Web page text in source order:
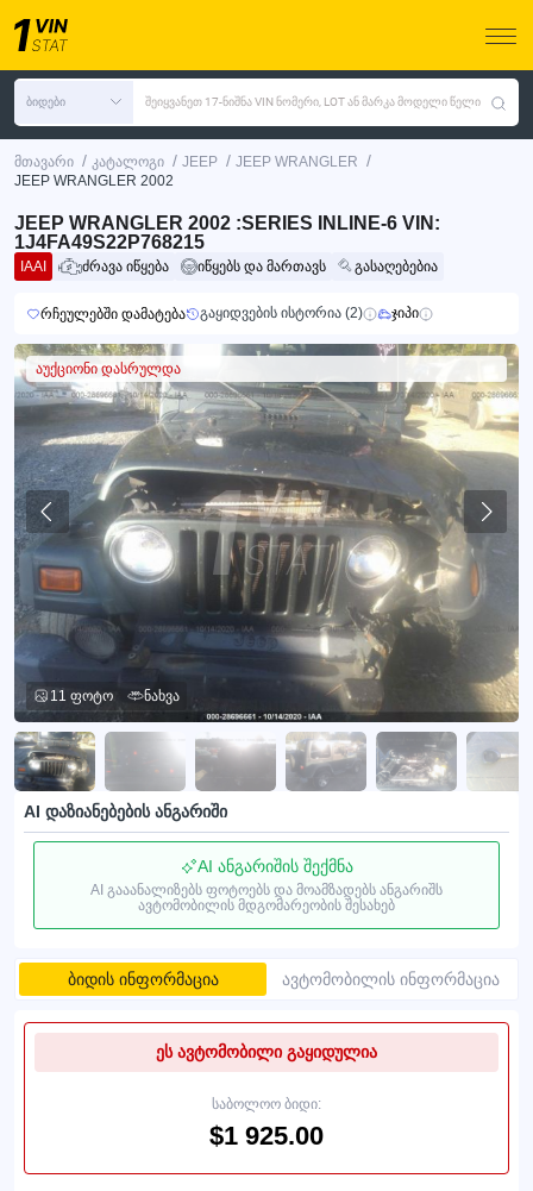
ბიდები შეიყვანეთ 17-ნიშნა VIN ნომერი, LOT ან მარკა მოდელი წელი
მთავარი / კატალოგი / JEEP / JEEP WRANGLER /
JEEP WRANGLER 2002
JEEP WRANGLER 2002 :SERIES INLINE-6 VIN:
1J4FA49S22P768215
IAAI ძრავა იწყება იწყებს და მართავს გასაღებებია
რჩეულებში დამატება გაყიდვების ისტორია (2) ჯიპი
აუქციონი დასრულდა
11 ფოტო ნახვა
AI დაზიანებების ანგარიში
AI ანგარიშის შექმნა
AI გააანალიზებს ფოტოებს და მოამზადებს ანგარიშს
ავტომობილის მდგომარეობის შესახებ
ბიდის ინფორმაცია ავტომობილის ინფორმაცია
ეს ავტომობილი გაყიდულია
საბოლოო ბიდი:
$1 925.00